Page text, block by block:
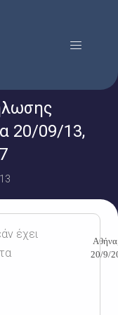
Menu
20/09/13,
20/9/
έχει